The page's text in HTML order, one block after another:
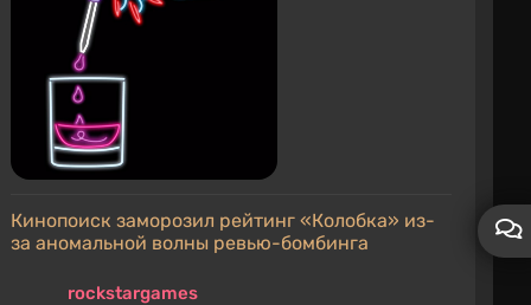
Кинопоиск заморозил рейтинг «Колобка» из-
за аномальной волны ревью-бомбинга
rockstargames